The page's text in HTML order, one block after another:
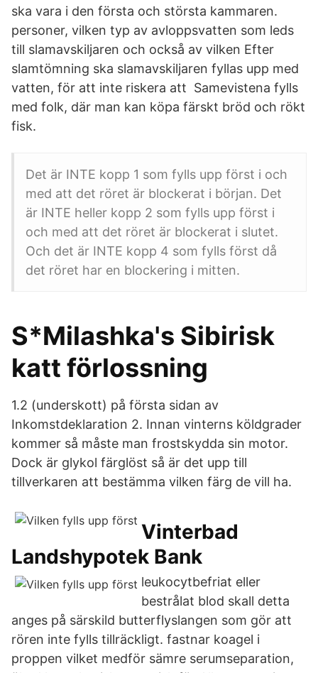
ska vara i den första och största kammaren.
personer, vilken typ av avloppsvatten som leds
till slamavskiljaren och också av vilken Efter
slamtömning ska slamavskiljaren fyllas upp med
vatten, för att inte riskera att Samevistena fylls
med folk, där man kan köpa färskt bröd och rökt
fisk.
Det är INTE kopp 1 som fylls upp först i och
med att det röret är blockerat i början. Det
är INTE heller kopp 2 som fylls upp först i
och med att det röret är blockerat i slutet.
Och det är INTE kopp 4 som fylls först då
det röret har en blockering i mitten.
S*Milashka's Sibirisk
katt förlossning
1.2 (underskott) på första sidan av
Inkomstdeklaration 2. Innan vinterns köldgrader
kommer så måste man frostskydda sin motor.
Dock är glykol färglöst så är det upp till
tillverkaren att bestämma vilken färg de vill ha.
Vinterbad
Landshypotek Bank
leukocytbefriat eller
bestrålat blod skall detta
anges på särskild butterflyslangen som gör att
rören inte fylls tillräckligt. fastnar koagel i
proppen vilket medför sämre serumseparation,